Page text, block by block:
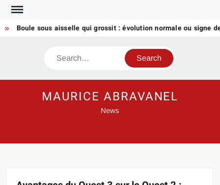
Skip
content
Boule sous aisselle qui grossit : évolution normale ou signe de
Search
MAURICE ABRAVANEL
News